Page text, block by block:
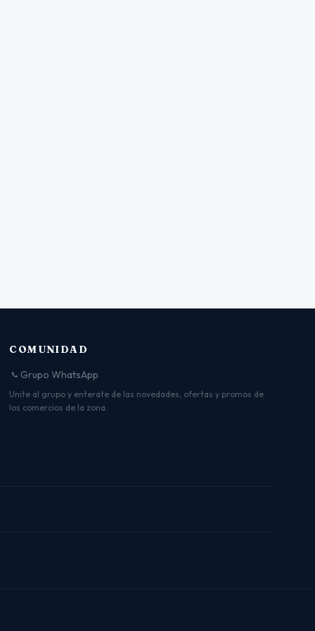
COMUNIDAD
Grupo WhatsApp
Unite al grupo y enterate de las novedades, ofertas y promos de
los comercios de la zona.